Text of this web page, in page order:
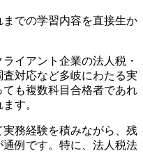
での学習内容を直接生か
イアント企業の法人税・
対応など多岐にわたる実
も複数科目合格者であれ
す。
務経験を積みながら、残
例です。特に、法人税法